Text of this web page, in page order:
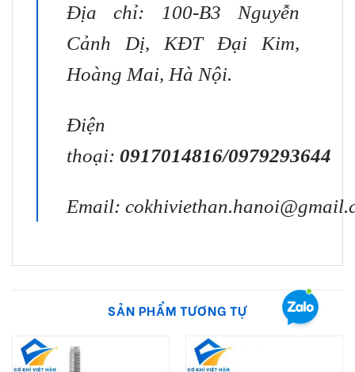
Địa chỉ: 100-B3 Nguyễn
Cảnh Dị, KĐT Đại Kim,
Hoàng Mai, Hà Nội.
Điện
thoại: 0917014816/0979293644
Email:
SẢN PHẨM TƯƠNG TỰ